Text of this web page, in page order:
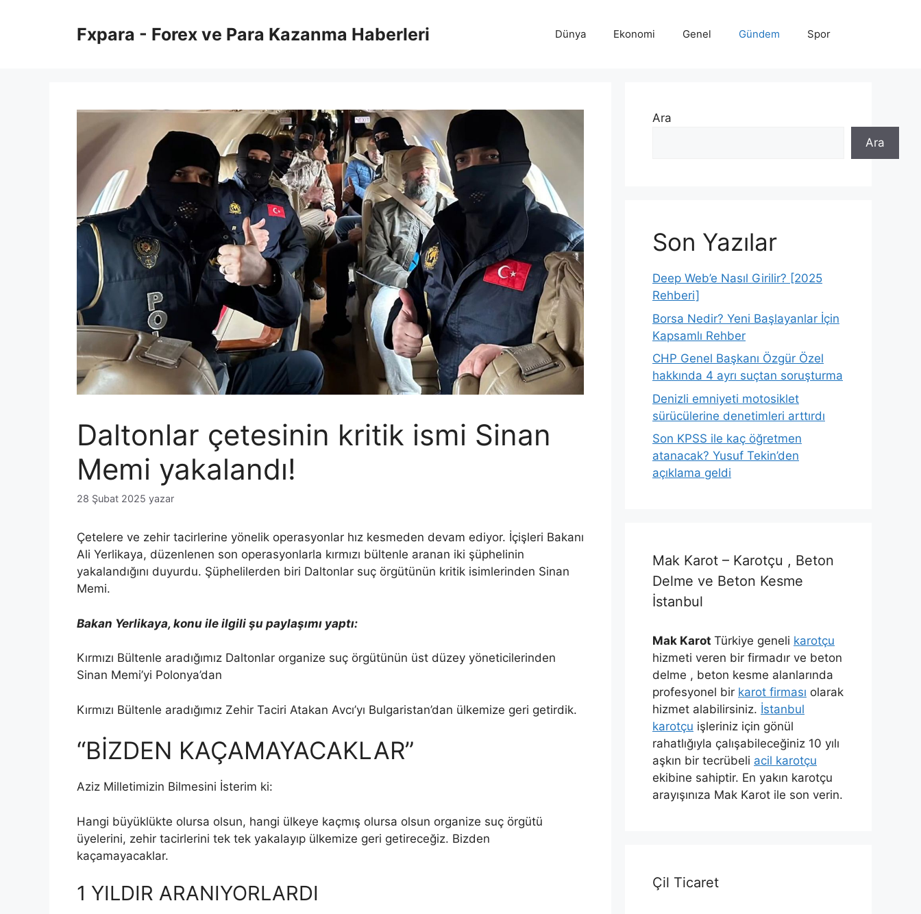
Fxpara - Forex ve Para Kazanma Haberleri Dünya Ekonomi Genel Gündem Spor
Daltonlar çetesinin kritik ismi Sinan
Memi yakalandı!
28 Şubat 2025 yazar
Çetelere ve zehir tacirlerine yönelik operasyonlar hız kesmeden devam ediyor. İçişleri Bakanı
Ali Yerlikaya, düzenlenen son operasyonlarla kırmızı bültenle aranan iki şüphelinin
yakalandığını duyurdu. Şüphelilerden biri Daltonlar suç örgütünün kritik isimlerinden Sinan
Memi.
Bakan Yerlikaya, konu ile ilgili şu paylaşımı yaptı:
Kırmızı Bültenle aradığımız Daltonlar organize suç örgütünün üst düzey yöneticilerinden
Sinan Memi’yi Polonya’dan
Kırmızı Bültenle aradığımız Zehir Taciri Atakan Avcı’yı Bulgaristan’dan ülkemize geri getirdik.
“BİZDEN KAÇAMAYACAKLAR”
Aziz Milletimizin Bilmesini İsterim ki:
Hangi büyüklükte olursa olsun, hangi ülkeye kaçmış olursa olsun organize suç örgütü
üyelerini, zehir tacirlerini tek tek yakalayıp ülkemize geri getireceğiz. Bizden
kaçamayacaklar.
1 YILDIR ARANIYORLARDI
Ara
Ara
Son Yazılar
Deep Web’e Nasıl Girilir? [2025
Rehberi]
Borsa Nedir? Yeni Başlayanlar İçin
Kapsamlı Rehber
CHP Genel Başkanı Özgür Özel
hakkında 4 ayrı suçtan soruşturma
Denizli emniyeti motosiklet
sürücülerine denetimleri arttırdı
Son KPSS ile kaç öğretmen
atanacak? Yusuf Tekin’den
açıklama geldi
Mak Karot – Karotçu , Beton
Delme ve Beton Kesme
İstanbul
Mak Karot Türkiye geneli karotçu
hizmeti veren bir firmadır ve beton
delme , beton kesme alanlarında
profesyonel bir karot firması olarak
hizmet alabilirsiniz. İstanbul
karotçu işleriniz için gönül
rahatlığıyla çalışabileceğiniz 10 yılı
aşkın bir tecrübeli acil karotçu
ekibine sahiptir. En yakın karotçu
arayışınıza Mak Karot ile son verin.
Çil Ticaret